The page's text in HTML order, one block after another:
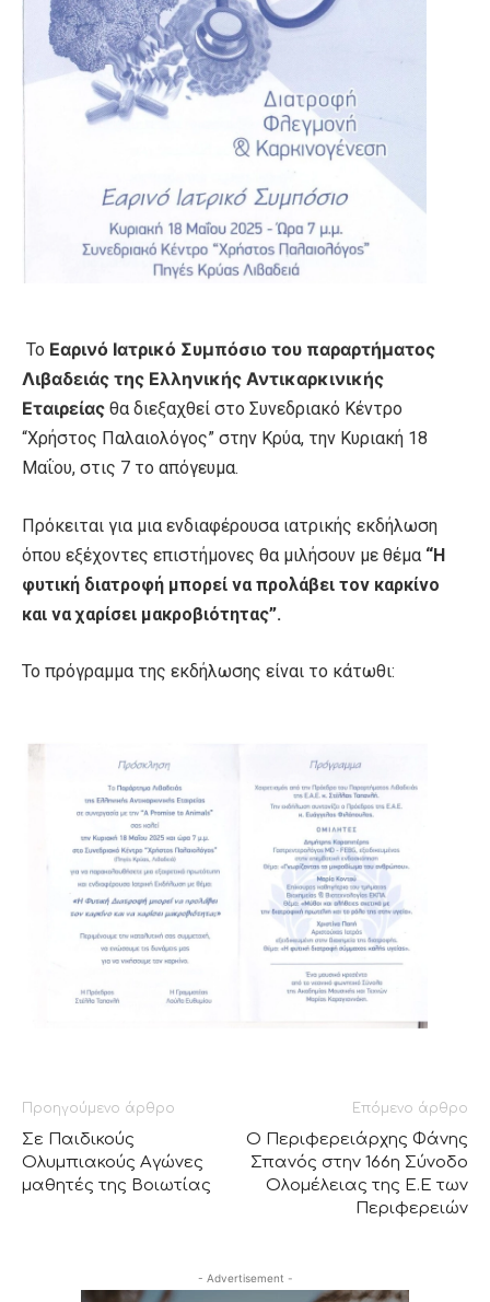
Το Εαρινό Ιατρικό Συμπόσιο του παραρτήματος
Λιβαδειάς της Ελληνικής Αντικαρκινικής
Εταιρείας θα διεξαχθεί στο Συνεδριακό Κέντρο
“Χρήστος Παλαιολόγος” στην Κρύα, την Κυριακή 18
Μαΐου, στις 7 το απόγευμα.
Πρόκειται για μια ενδιαφέρουσα ιατρικής εκδήλωση
όπου εξέχοντες επιστήμονες θα μιλήσουν με θέμα “Η
φυτική διατροφή μπορεί να προλάβει τον καρκίνο
και να χαρίσει μακροβιότητας”.
Το πρόγραμμα της εκδήλωσης είναι το κάτωθι:
Προηγούμενο άρθρο
Σε Παιδικούς
Ολυμπιακούς Αγώνες
μαθητές της Βοιωτίας
Επόμενο άρθρο
Ο Περιφερειάρχης Φάνης
Σπανός στην 166η Σύνοδο
Ολομέλειας της Ε.Ε των
Περιφερειών
- Advertisement -